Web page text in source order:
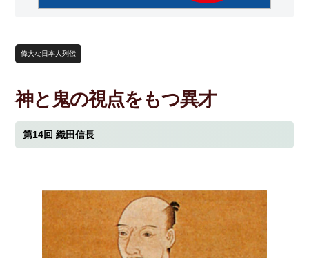
偉大な日本人列伝
神と鬼の視点をもつ異才
第14回 織田信長